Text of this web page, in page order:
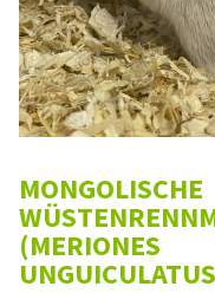
MONGOLISCHE
(MERIONES